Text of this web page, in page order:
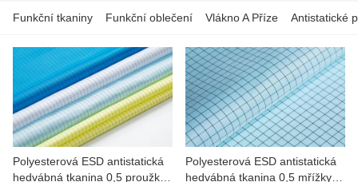
DOMOVSKÁ STRÁNKA
PRODUKT
PŘIZPŮSOBENÍ
O NÁS
ZPRÁVY
Funkční tkaniny Funkční oblečení Vlákno A Příze Antistatické
Polyesterová ESD antistatická
hedvábná tkanina 0,5 proužku
Polyesterová ESD antistatická
hedvábná tkanina 0,5 mřížky